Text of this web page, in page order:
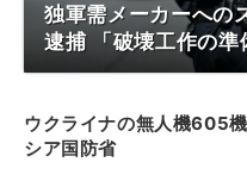
独軍需メーカーへの
逮捕 「破壊工作の準
ウクライナの無人機605
シア国防省